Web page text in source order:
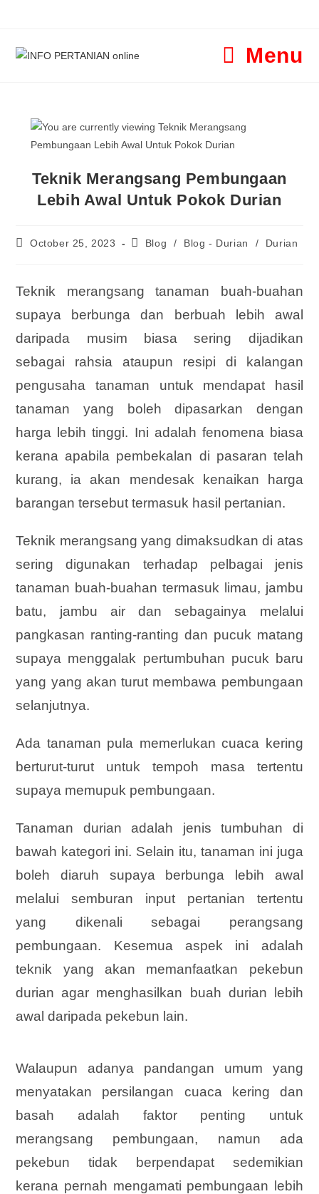
Menu
Teknik Merangsang Pembungaan
Lebih Awal Untuk Pokok Durian
October 25, 2023 Blog / Blog - Durian / Durian
Teknik merangsang tanaman buah-buahan
supaya berbunga dan berbuah lebih awal
daripada musim biasa sering dijadikan
sebagai rahsia ataupun resipi di kalangan
pengusaha tanaman untuk mendapat hasil
tanaman yang boleh dipasarkan dengan
harga lebih tinggi. Ini adalah fenomena biasa
kerana apabila pembekalan di pasaran telah
kurang, ia akan mendesak kenaikan harga
barangan tersebut termasuk hasil pertanian.
Teknik merangsang yang dimaksudkan di atas
sering digunakan terhadap pelbagai jenis
tanaman buah-buahan termasuk limau, jambu
batu, jambu air dan sebagainya melalui
pangkasan ranting-ranting dan pucuk matang
supaya menggalak pertumbuhan pucuk baru
yang yang akanturut membawa pembungaan
selanjutnya.
Ada tanaman pula memerlukan cuaca kering
berturut-turut untuk tempoh masa tertentu
supaya memupuk pembungaan.
Tanaman durian adalah jenis tumbuhan di
bawah kategori ini. Selain itu, tanaman ini juga
boleh diaruh supaya berbunga lebih awal
melalui semburan input pertanian tertentu
yang dikenali sebagai perangsang
pembungaan. Kesemua aspek ini adalah
teknik yang akan memanfaatkan pekebun
durian agar menghasilkan buah durian lebih
awal daripada pekebun lain.
Walaupun adanya pandangan umum yang
menyatakan persilangan cuaca kering dan
basah adalah faktor penting untuk
merangsang pembungaan, namun ada
pekebun tidak berpendapat sedemikian
kerana pernah mengamati pembungaan lebih